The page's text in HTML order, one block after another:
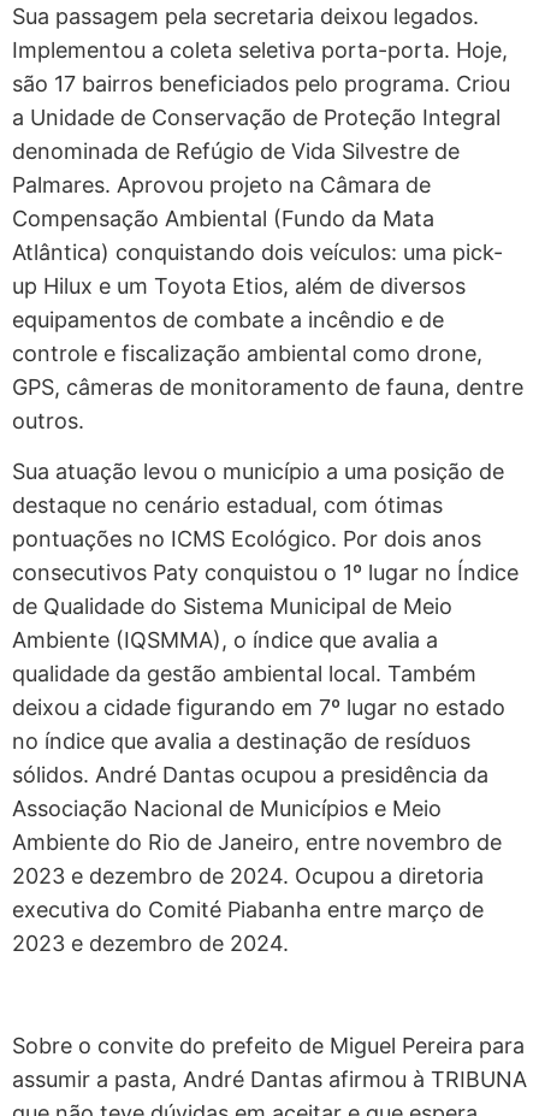
Sua passagem pela secretaria deixou legados.
Implementou a coleta seletiva porta-porta. Hoje,
são 17 bairros beneficiados pelo programa. Criou
a Unidade de Conservação de Proteção Integral
denominada de Refúgio de Vida Silvestre de
Palmares. Aprovou projeto na Câmara de
Compensação Ambiental (Fundo da Mata
Atlântica) conquistando dois veículos: uma pick-
up Hilux e um Toyota Etios, além de diversos
equipamentos de combate a incêndio e de
controle e fiscalização ambiental como drone,
GPS, câmeras de monitoramento de fauna, dentre
outros.
Sua atuação levou o município a uma posição de
destaque no cenário estadual, com ótimas
pontuações no ICMS Ecológico. Por dois anos
consecutivos Paty conquistou o 1º lugar no Índice
de Qualidade do Sistema Municipal de Meio
Ambiente (IQSMMA), o índice que avalia a
qualidade da gestão ambiental local. Também
deixou a cidade figurando em 7º lugar no estado
no índice que avalia a destinação de resíduos
sólidos. André Dantas ocupou a presidência da
Associação Nacional de Municípios e Meio
Ambiente do Rio de Janeiro, entre novembro de
2023 e dezembro de 2024. Ocupou a diretoria
executiva do Comité Piabanha entre março de
2023 e dezembro de 2024.
Sobre o convite do prefeito de Miguel Pereira para
assumir a pasta, André Dantas afirmou à TRIBUNA